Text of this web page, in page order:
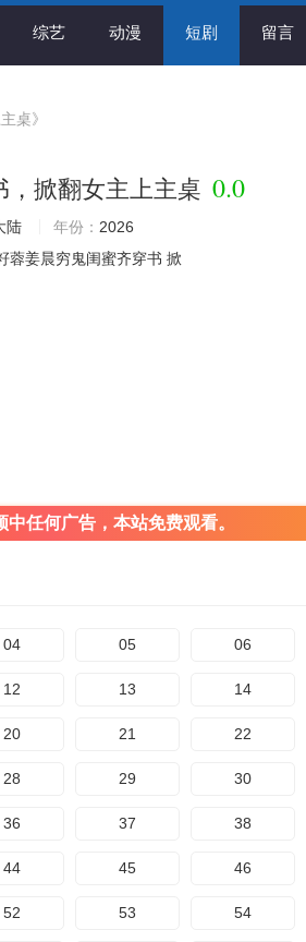
综艺 动漫 短剧 留言
桌》
，掀翻女主上主桌 0.0
陆 年份： 2026
蓉姜晨穷鬼闺蜜齐穿书 掀
中任何广告，本站免费观看。
04 05 06
12 13 14
20 21 22
28 29 30
36 37 38
44 45 46
52 53 54